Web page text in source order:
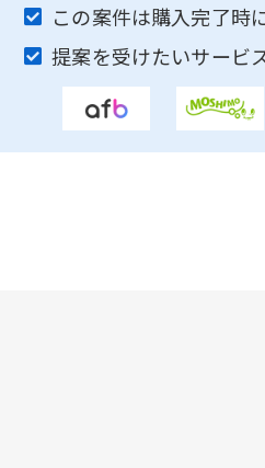
この案件は購入完了時に
提案を受けたいサービ